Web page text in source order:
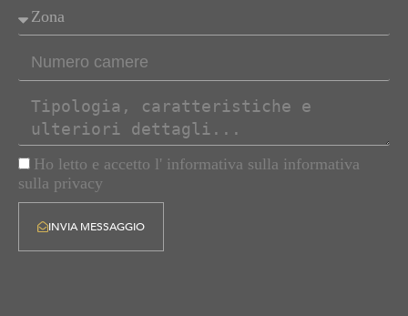
Ho letto e accetto l' informativa sulla informativa
sulla privacy
INVIA MESSAGGIO